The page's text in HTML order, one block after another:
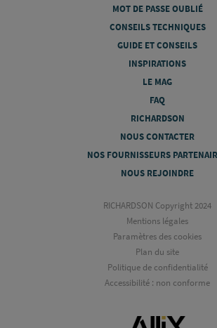
MOT DE PASSE OUBLIÉ
CONSEILS TECHNIQUES
GUIDE ET CONSEILS
INSPIRATIONS
LE MAG
FAQ
RICHARDSON
NOUS CONTACTER
NOS FOURNISSEURS
NOUS REJOINDRE
RICHARDSON Copyright 2024
Mentions légales
Paramètres des cookies
Plan du site
Politique de confidentialité
Accessibilité : non conforme